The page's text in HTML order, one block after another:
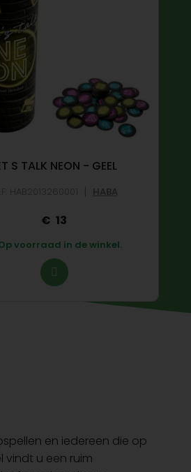
S TALK NEON - GEEL
| HABA
13
voorraad in de winkel.
en iedereen die op
vindt u een ruim